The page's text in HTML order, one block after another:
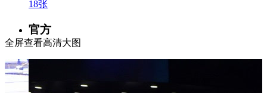
18张
官方
全屏查看高清大图